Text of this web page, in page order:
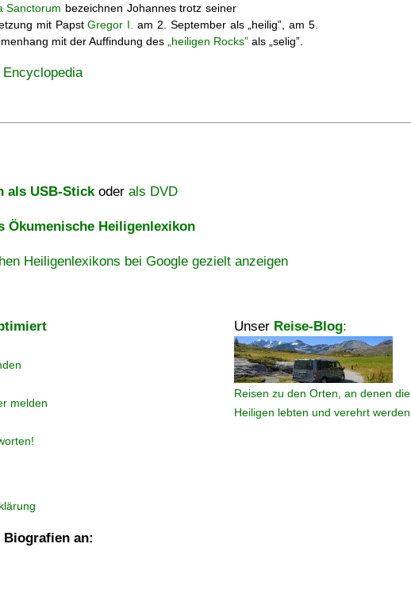
Sanctorum bezeichnen Johannes trotz seiner
mit PapstGregor I. am 2. September als heilig
, am 5.
mit der Auffindung des
heiligen Rocks als selig
als USB-Stickoder als DVD
Heiligenlexikon
Heiligenlexikons bei Google gezielt anzeigen
Unser Reise-Blog:
Reisen zu den Orten, an denen die
Heiligen lebten und verehrt werden.
melden
an: